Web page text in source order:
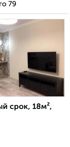
79
срок, 18м²,